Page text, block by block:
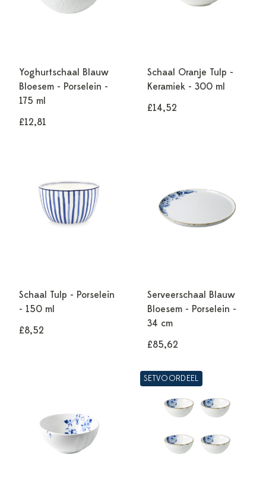
Yoghurtschaal Blauw
Bloesem - Porselein -
175 ml
£12,81
Schaal Oranje Tulp -
Keramiek - 300 ml
£14,52
Schaal Tulp - Porselein
- 150 ml
£8,52
Serveerschaal Blauw
Bloesem - Porselein -
34 cm
£85,62
SETVOORDEEL